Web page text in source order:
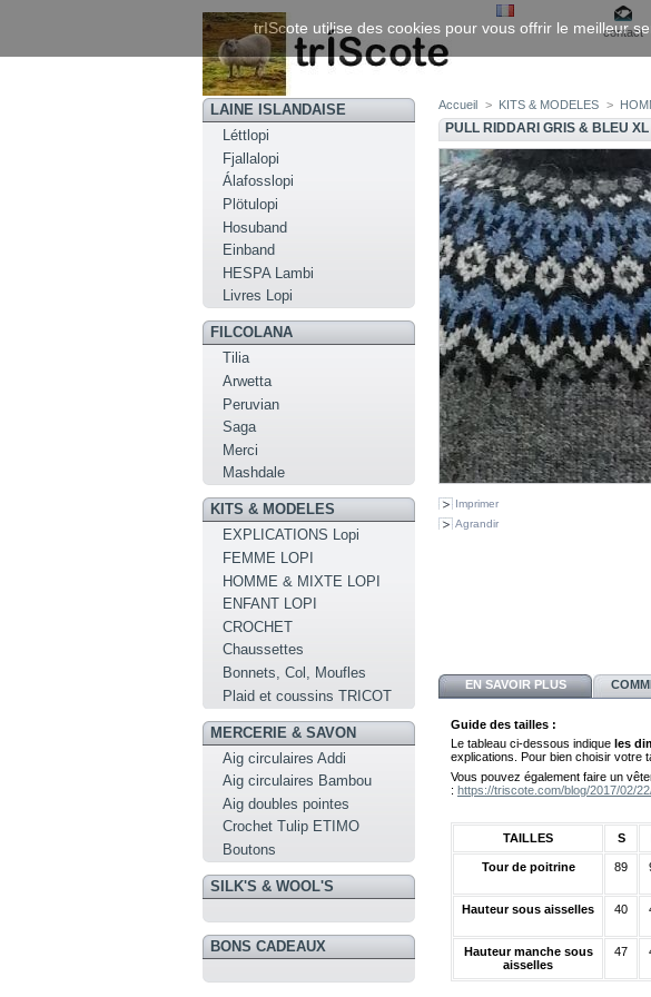
contact
LAINE ISLANDAISE
Léttlopi
Fjallalopi
Álafosslopi
Plötulopi
Hosuband
Einband
HESPA Lambi
Livres Lopi
FILCOLANA
Tilia
Arwetta
Peruvian
Saga
Merci
Mashdale
KITS & MODELES
EXPLICATIONS Lopi
FEMME LOPI
HOMME & MIXTE LOPI
ENFANT LOPI
CROCHET
Chaussettes
Bonnets, Col, Moufles
Plaid et coussins TRICOT
MERCERIE & SAVON
Aig circulaires Addi
Aig circulaires Bambou
Aig doubles pointes
Crochet Tulip ETIMO
Boutons
SILK'S & WOOL'S
BONS CADEAUX
Accueil > KITS & MODELES >
PULL RIDDARI GRIS & BLEU XL
Imprimer
Agrandir
EN SAVOIR PLUS
Guide des tailles :
Le tableau ci-dessous indique les
explications. Pour bien choisir votre
Vous pouvez également faire un
: https://triscote.com/blog/2017/02/
TAILLES S
Tour de poitrine 89
Hauteur sous aisselles 40
Hauteur manche sous
aisselles
47
trIScote utilise des cookies pour vous offrir le meilleur